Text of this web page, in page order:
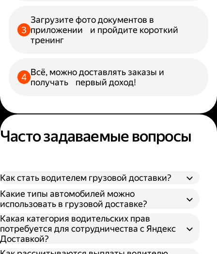
Загрузите фото документов в
приложении и пройдите короткий
тренинг
Всё, можно доставлять заказы и
получать первый доход!
Часто задаваемые вопросы
Как стать водителем грузовой доставки?
Какие типы автомобилей можно
использовать в грузовой доставке?
Какая категория водительских прав
потребуется для сотрудничества с Яндекс
Доставкой?